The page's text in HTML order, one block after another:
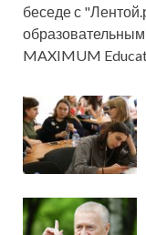
беседе с
MAXIMUM